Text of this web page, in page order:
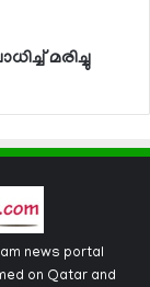
മരിച്ചു
news portal
on Qatar and